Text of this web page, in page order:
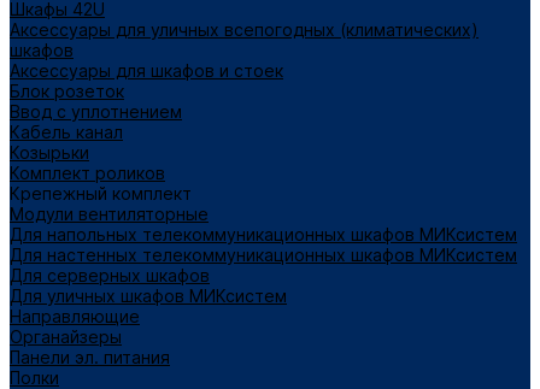
Шкафы 42U
Аксессуары для уличных всепогодных (климатических)
шкафов
Аксессуары для шкафов и стоек
Блок розеток
Ввод с уплотнением
Кабель канал
Козырьки
Комплект роликов
Крепежный комплект
Модули вентиляторные
Для напольных телекоммуникационных шкафов МИКсистем
Для настенных телекоммуникационных шкафов МИКсистем
Для серверных шкафов
Для уличных шкафов МИКсистем
Направляющие
Органайзеры
Панели эл. питания
Полки